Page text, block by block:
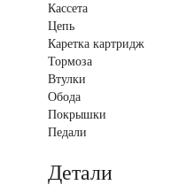
Кассета
Цепь
Каретка картридж
Тормоза
Втулки
Обода
Покрышки
Педали
Детали